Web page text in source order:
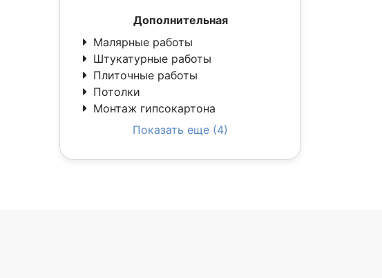
Дополнительная
Малярные работы
Штукатурные работы
Плиточные работы
Потолки
Монтаж гипсокартона
Показать еще (4)